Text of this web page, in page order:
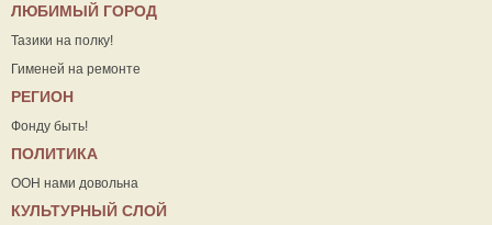
ЛЮБИМЫЙ ГОРОД
Тазики на полку!
Гименей на ремонте
РЕГИОН
Фонду быть!
ПОЛИТИКА
ООН нами довольна
КУЛЬТУРНЫЙ СЛОЙ